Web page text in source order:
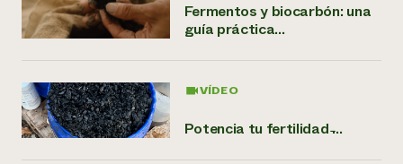
Fermentos y biocarbón: una
guía práctica...
VÍDEO
Potencia tu fertilidad ̵...